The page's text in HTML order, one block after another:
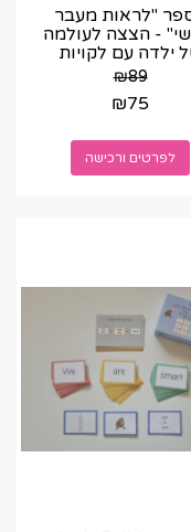
"לראות מעבר
- הצצה לעולמה
ילדה עם לקויות
למידה
₪89
₪75
לפרטים ורכישה